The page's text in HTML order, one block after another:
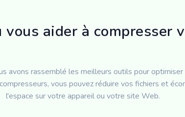
aider à compresser
avons rassemblé les meilleurs outils pour optimiser
vous pouvez réduire vos fichiers et
l'espace sur votre appareil ou votre site Web.